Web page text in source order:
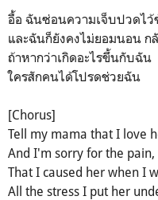
อื้อ ฉันซ่อนความเจ็บปวดไว้
และฉันก็ยังคงไม่ยอมนอน ก
ถ้าหากว่าเกิดอะไรขึ้นกับฉัน
ใครสักคนได้โปรดช่วยฉัน
[Chorus]
Tell my mama that I love
And I'm sorry for the
That I caused her when I
All the stress I put her